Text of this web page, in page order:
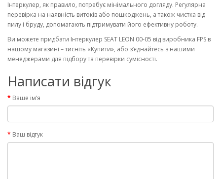
Інтеркулер, як правило, потребує мінімального догляду. Регулярна
перевірка на наявність витоків або пошкоджень, а також чистка від
пилу і бруду, допомагають підтримувати його ефективну роботу.
Ви можете придбати Інтеркулер SEAT LEON 00-05 від виробника FPS в
нашому магазині – тисніть «Купити», або з’єднайтесь з нашими
менеджерами для підбору та перевірки сумісності.
Написати відгук
Ваше ім’я
Ваш відгук